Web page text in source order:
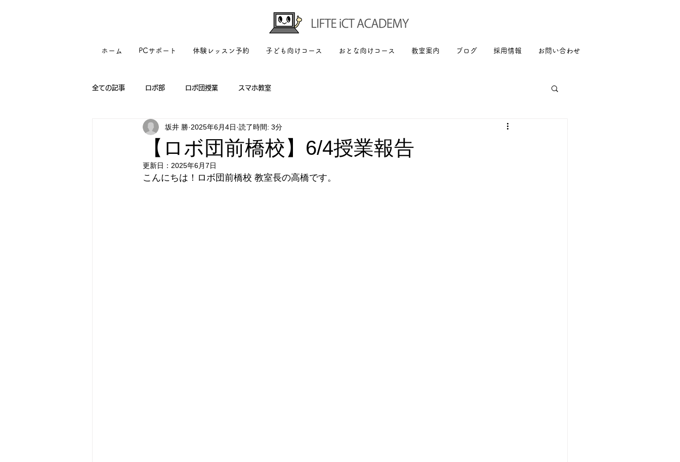
ホーム PCサポート 体験レッスン予約 子ども向けコース おとな向けコース 教室案内 ブログ 採用情報 お問い合わせ
全ての記事 ロボ部 ロボ団授業 スマホ教室
【ロボ団前橋校】6/4授業報告
坂井 勝 2025年6月4日 読了時間: 3分
更新日： 2025年6月7日
こんにちは！ロボ団前橋校 教室長の高橋です。